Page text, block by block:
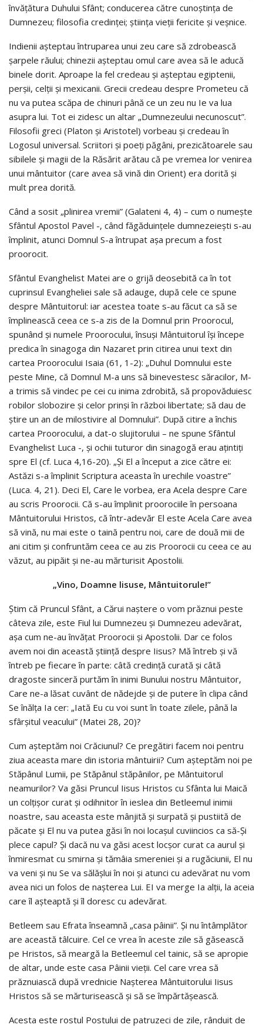
învăţătura Duhului Sfânt; conducerea către cunoştinţa de
Dumnezeu; filosofia credinţei; ştiinţa vieţii fericite şi veşnice.
Indienii aşteptau întruparea unui zeu care să zdrobească
şarpele răului; chinezii aşteptau omul care avea să le aducă
binele dorit. Aproape la fel credeau şi aşteptau egiptenii,
perşii, celţii şi mexicanii. Grecii credeau despre Prometeu că
nu va putea scăpa de chinuri până ce un zeu nu Ie va lua
asupra lui. Tot ei zidesc un altar „Dumnezeului necunoscut”.
Filosofii greci (Platon şi Aristotel) vorbeau şi credeau în
Logosul universal. Scriitori şi poeţi păgâni, prezicătoarele sau
sibilele şi magii de la Răsărit arătau că pe vremea lor venirea
unui mântuitor (care avea să vină din Orient) era dorită şi
mult prea dorită.
Când a sosit „plinirea vremii” (Galateni 4, 4) – cum o numeşte
Sfântul Apostol Pavel -, când făgăduinţele dumnezeieşti s-au
împlinit, atunci Domnul S-a întrupat aşa precum a fost
proorocit.
Sfântul Evanghelist Matei are o grijă deosebită ca în tot
cuprinsul Evangheliei sale să adauge, după cele ce spune
despre Mântuitorul: iar acestea toate s-au făcut ca să se
împlinească ceea ce s-a zis de la Domnul prin Proorocul,
spunând şi numele Proorocului, însuşi Mântuitorul îşi începe
predica în sinagoga din Nazaret prin citirea unui text din
cartea Proorocului Isaia (61, 1-2): „Duhul Domnului este
peste Mine, că Domnul M-a uns să binevestesc săracilor, M-
a trimis să vindec pe cei cu inima zdrobită, să propovăduiesc
robilor slobozire şi celor prinşi în război libertate; să dau de
ştire un an de milostivire al Domnului”. După citire a închis
cartea Proorocului, a dat-o slujitorului – ne spune Sfântul
Evanghelist Luca -, şi ochii tuturor din sinagogă erau aţintiţi
spre El (cf. Luca 4,16-20). „Şi El a început a zice către ei:
Astăzi s-a împlinit Scriptura aceasta în urechile voastre”
(Luca. 4, 21). Deci El, Care le vorbea, era Acela despre Care
au scris Proorocii. Că s-au împlinit proorociile în persoana
Mântuitorului Hristos, că într-adevăr El este Acela Care avea
să vină, nu mai este o taină pentru noi, care de două mii de
ani citim şi confruntăm ceea ce au zis Proorocii cu ceea ce au
văzut, au pipăit şi ne-au mărturisit Apostolii.
„Vino, Doamne lisuse, Mântuitorule!”
Ştim că Pruncul Sfânt, a Cărui naştere o vom prăznui peste
câteva zile, este Fiul lui Dumnezeu şi Dumnezeu adevărat,
aşa cum ne-au învăţat Proorocii şi Apostolii. Dar ce folos
avem noi din această ştiinţă despre Iisus? Mă întreb şi vă
întreb pe fiecare în parte: câtă credinţă curată şi câtă
dragoste sinceră purtăm în inimi Bunului nostru Mântuitor,
Care ne-a lăsat cuvânt de nădejde şi de putere în clipa când
Se înălţa Ia cer: „Iată Eu cu voi sunt în toate zilele, până la
sfârşitul veacului” (Matei 28, 20)?
Cum aşteptăm noi Crăciunul? Ce pregătiri facem noi pentru
ziua aceasta mare din istoria mântuirii? Cum aşteptăm noi pe
Stăpânul Lumii, pe Stăpânul stăpânilor, pe Mântuitorul
neamurilor? Va găsi Pruncul Iisus Hristos cu Sfânta lui Maică
un colţişor curat şi odihnitor în ieslea din Betleemul inimii
noastre, sau aceasta este mânjită şi surpată şi pustiită de
păcate şi El nu va putea găsi în noi locaşul cuviincios ca să-Şi
plece capul? Şi dacă nu va găsi acest locşor curat ca aurul şi
înmiresmat cu smirna şi tămâia smereniei şi a rugăciunii, El nu
va veni şi nu Se va sălăşlui în noi şi atunci cu adevărat nu vom
avea nici un folos de naşterea Lui. EI va merge Ia alţii, la aceia
care îl aşteaptă şi îl doresc cu adevărat.
Betleem sau Efrata înseamnă „casa pâinii”. Şi nu întâmplător
are această tâlcuire. Cel ce vrea în aceste zile să găsească
pe Hristos, să meargă la Betleemul cel tainic, să se apropie
de altar, unde este casa Pâinii vieţii. Cel care vrea să
prăznuiască după vrednicie Naşterea Mântuitorului Iisus
Hristos să se mărturisească şi să se împărtăşească.
Acesta este rostul Postului de patruzeci de zile, rânduit de